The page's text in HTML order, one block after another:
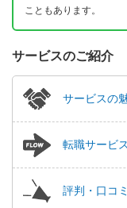
こともあります。
サービスのご紹介
サービスの
転職サービ
評判・口コミ